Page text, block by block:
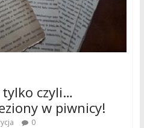
tylko czyli…
w piwnicy!
0